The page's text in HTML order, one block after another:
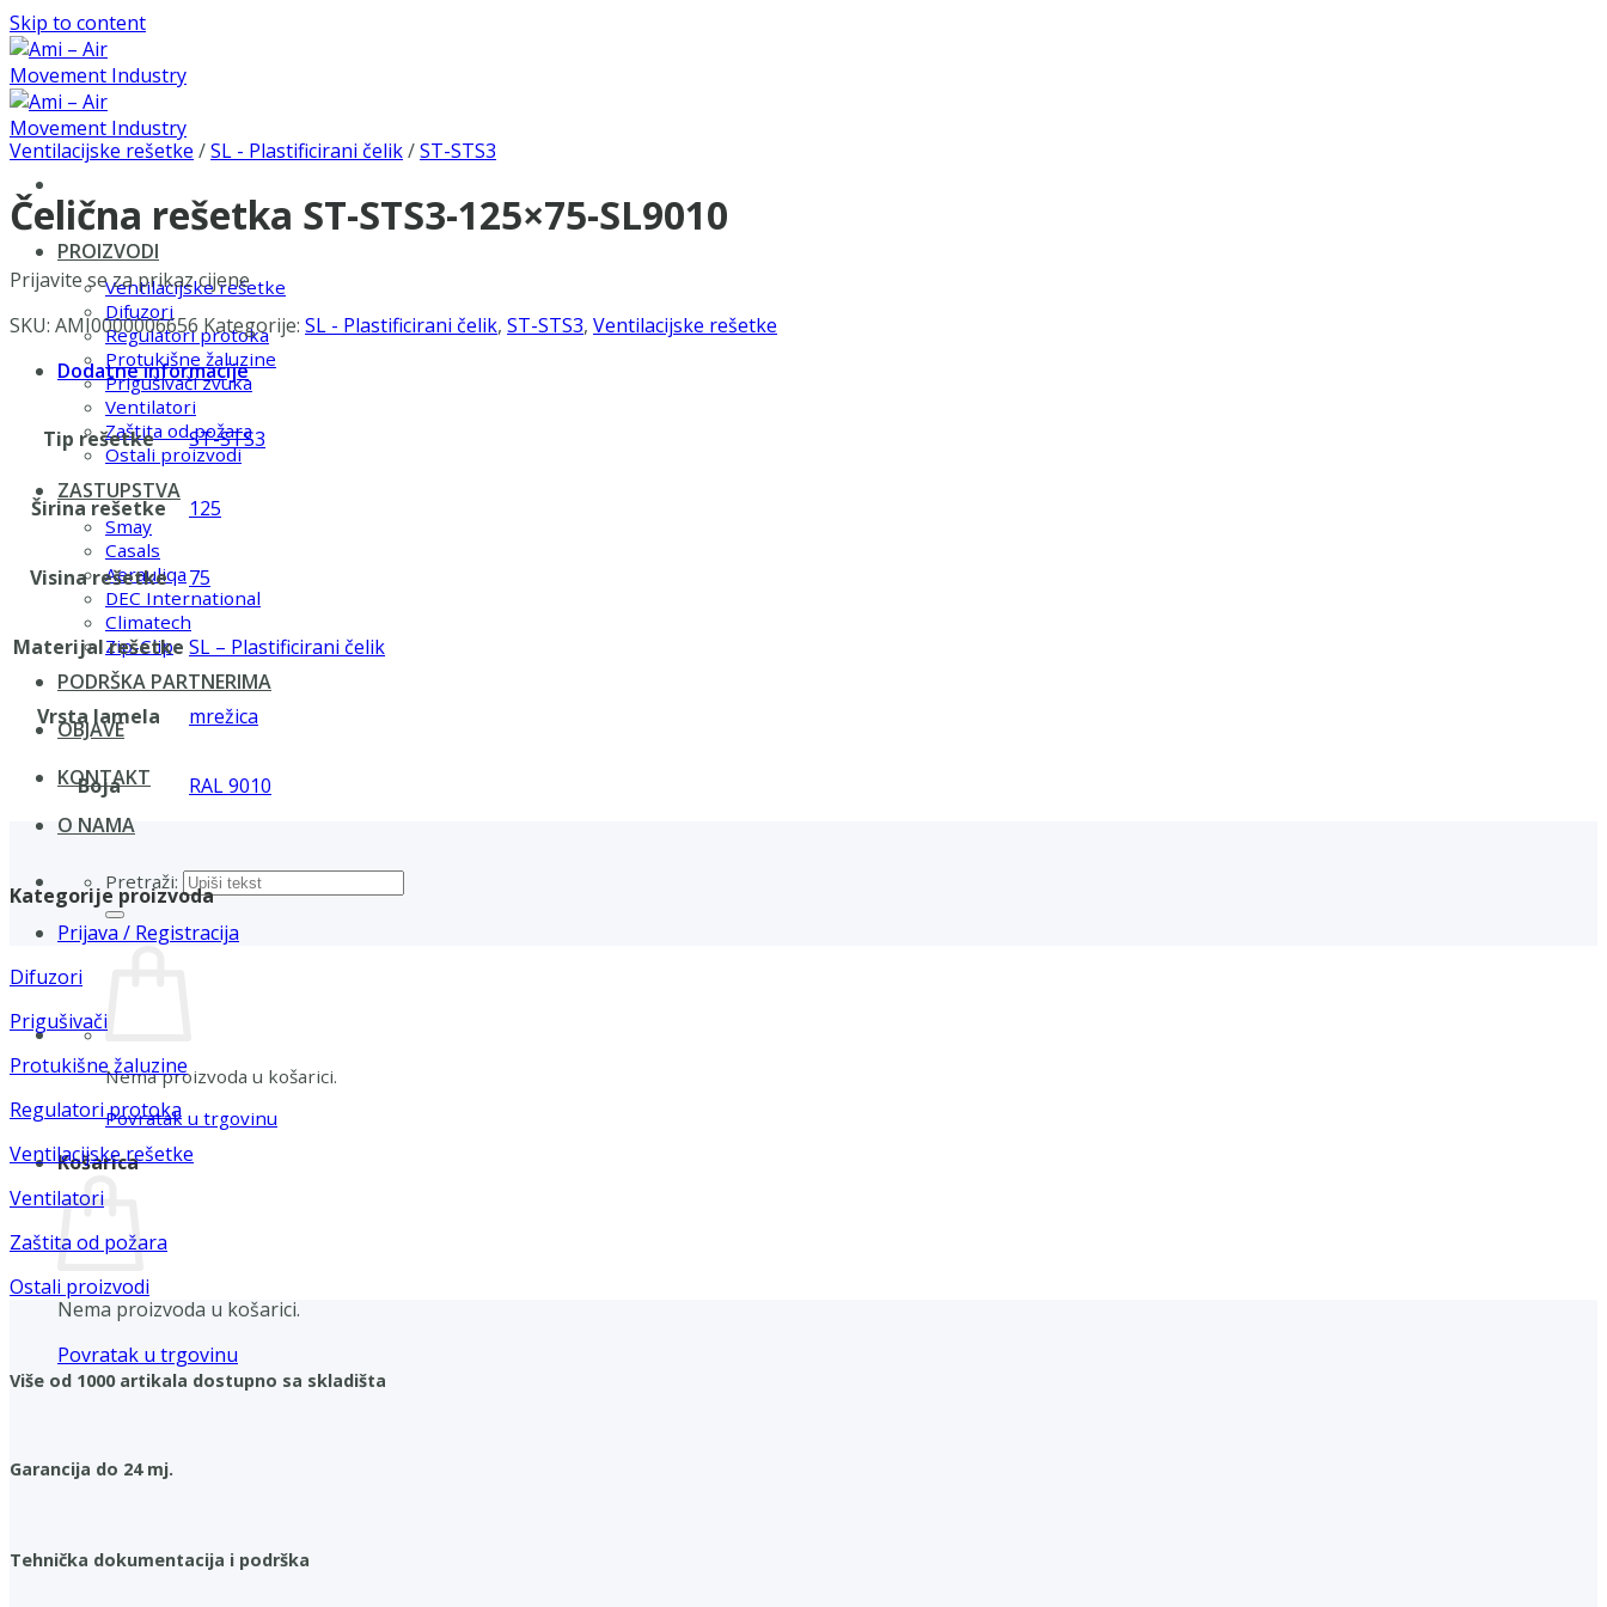
Skip to content
PROIZVODI
Ventilacijske rešetke
Difuzori
Regulatori protoka
Protukišne žaluzine
Prigušivači zvuka
Ventilatori
Zaštita od požara
Ostali proizvodi
ZASTUPSTVA
Smay
Casals
Aerauliqa
DEC International
Climatech
Zip-Clip
PODRŠKA PARTNERIMA
OBJAVE
KONTAKT
O NAMA
Pretraži:
Prijava / Registracija
Nema proizvoda u košarici.
Povratak u trgovinu
Košarica
Nema proizvoda u košarici.
Povratak u trgovinu
Ventilacijske rešetke /SL - Plastificirani čelik/ST-STS3
Čelična rešetka ST-STS3-125×75-SL9010
Prijavite se za prikaz cijene
SKU: AMI0000006656 Kategorije: SL - Plastificirani čelik, ST-STS3, Ventilacijske rešetke
Dodatne informacije
Tip rešetke ST-STS3
Širina rešetke 125
Visina rešetke 75
Materijal rešetke SL – Plastificirani čelik
Vrsta lamela mrežica
Boja RAL 9010
Kategorije proizvoda
Difuzori
Prigušivači
Protukišne žaluzine
Regulatori protoka
Ventilacijske rešetke
Ventilatori
Zaštita od požara
Ostali proizvodi
Više od 1000 artikala dostupno sa skladišta
Garancija do 24 mj.
Tehnička dokumentacija i podrška